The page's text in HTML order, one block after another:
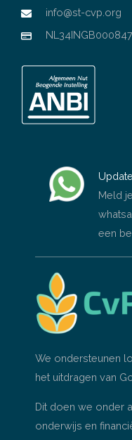
info@st-cvp.org
Meld
een
We ondersteunen
het uitdragen van
Dit doen we onder
onderwijs en